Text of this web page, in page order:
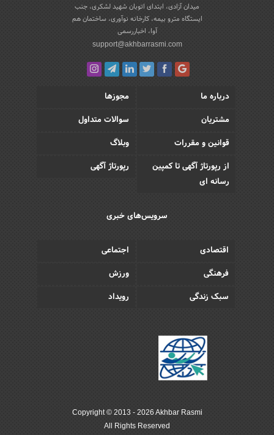
میدان آزادی، ابتدای اتوبان شهید لشکری، جنب
ایستگاه مترو بیمه، کارخانه نوآوری، ساختمان هم
آوا، اخباررسمی
support@akhbarrasmi.com
درباره ما
مجوزها
مشتریان
سوالات متداول
قوانین و مقررات
وبلاگ
از رپورتاژ آگهی تا کمپین
رسانه ای
رپورتاژ آگهی
سرویس‌های خبری
اقتصادی
اجتماعی
فرهنگی
ورزش
سبک زندگی
رویداد
Copyright © 2013 - 2026 Akhbar Rasmi
All Rights Reserved